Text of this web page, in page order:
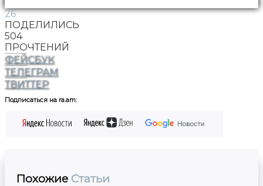
26
ПОДЕЛИЛИСЬ
504
ПРОЧТЕНИЙ
ФЕЙСБУК
ТЕЛЕГРАМ
ТВИТТЕР
Подписаться на ra.am:
Похожие Статьи